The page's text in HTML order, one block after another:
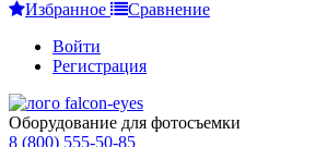
Избранное
Сравнение
Войти
Регистрация
Оборудование для фотосъемки
8 (800) 555-50-85